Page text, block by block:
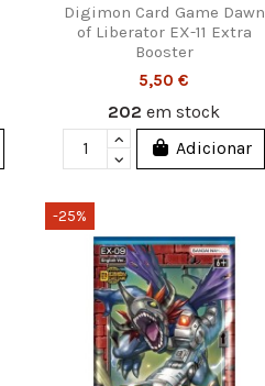
Digimon Card Game Dawn
of Liberator EX-11 Extra
Booster
5,50 €
202em stock
Adicionar
-25%